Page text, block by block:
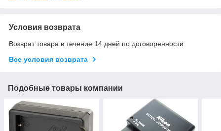
Условия возврата
Возврат товара в течение 14 дней по договоренности
Все условия возврата
Подобные товары компании